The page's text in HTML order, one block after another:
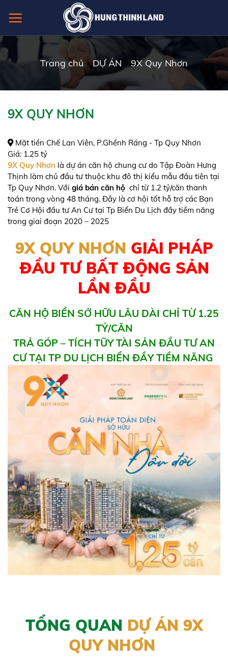
Trang chủ »DỰ ÁN 9X Quy Nhơn
9X QUY NHƠN
Mặt tiền Chế Lan Viên, P.Ghềnh Ráng - Tp Quy Nhơn
Giá: 1.25 tỷ
9X Quy Nhơn là dự án căn hộ chung cư do Tập Đoàn Hưng
Thịnh làm chủ đầu tư thuộc khu đô thị kiểu mẫu đầu tiên tại
Tp Quy Nhơn. Với giá bán căn hộ chỉ từ 1.2 tỷ/căn thanh
toán trong vòng 48 tháng. Đây là cơ hội tốt hỗ trợ các Bạn
Trẻ Cơ Hội đầu tư An Cư tại Tp Biển Du Lịch đầy tiềm năng
trong giai đoạn 2020 – 2025
9X QUY NHƠN GIẢI PHÁP
ĐẦU TƯ BẤT ĐỘNG SẢN
LẦN ĐẦU
CĂN HỘ BIỂN SỞ HỮU LÂU DÀI CHỈ TỪ 1.25
TỶ/CĂN
TRẢ GÓP – TÍCH TŨY TÀI SẢN ĐẦU TƯ AN
CƯ TẠI TP DU LỊCH BIỂN ĐẦY TIỀM NĂNG
TỔNG QUAN DỰ ÁN 9X
QUY NHƠN